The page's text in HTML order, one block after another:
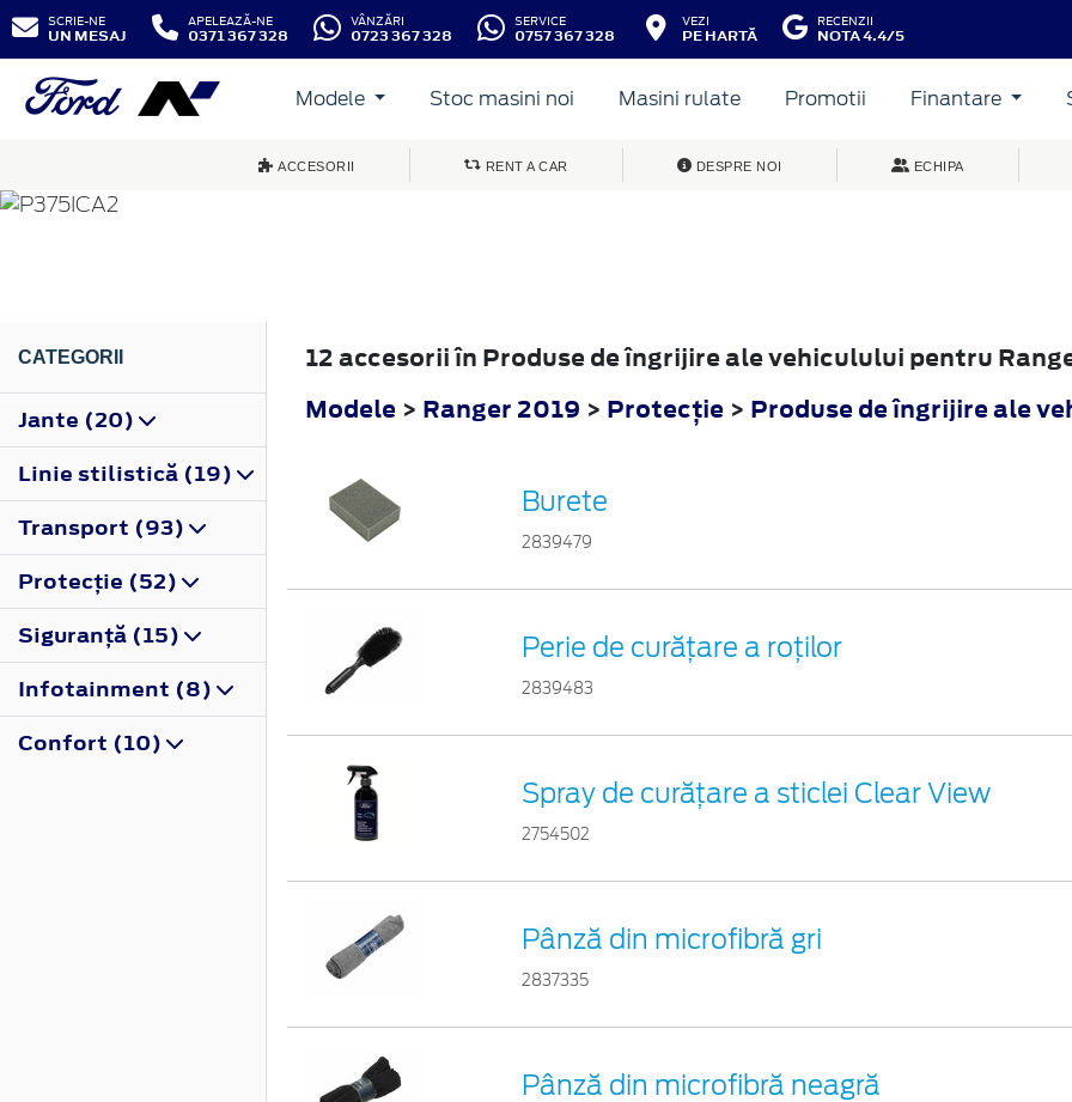
SCRIE-NE
UN MESAJ
APELEAZĂ-NE
0371 367 328
VÂNZĂRI
0723 367 328
SERVICE
0757 367 328
VEZI
PE HARTĂ
RECENZII
NOTA 4.4/5
Modele Stoc masini noi Masini rulate Promotii Finantare
ACCESORII RENT A CAR DESPRE NOI ECHIPA
RANGER
CATEGORII
Jante (20)
Linie stilistică (19)
Transport (93)
Protecţie (52)
Siguranţă (15)
Infotainment (8)
Confort (10)
12 accesorii în Produse de îngrijire ale vehiculului pentru
Modele > Ranger 2019 > Protecţie > Produse de îngrijire ale
Burete
2839479
Perie de curățare a roților
2839483
Spray de curățare a sticlei Clear View
2754502
Pânză din microfibră gri
2837335
Pânză din microfibră neagră